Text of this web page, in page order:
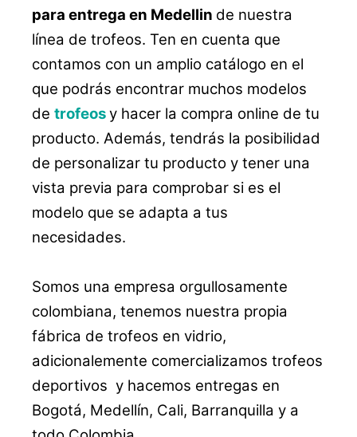
para entrega en Medellin de nuestra
línea de trofeos. Ten en cuenta que
contamos con un amplio catálogo en el
que podrás encontrar muchos modelos
de trofeosy hacer la compra online de tu
producto. Además, tendrás la posibilidad
de personalizar tu producto y tener una
vista previa para comprobar si es el
modelo que se adapta a tus
necesidades.
Somos una empresa orgullosamente
colombiana, tenemos nuestra propia
fábrica de trofeos en vidrio,
adicionalemente comercializamos trofeos
deportivos y hacemos entregas en
Bogotá, Medellín, Cali, Barranquilla y a